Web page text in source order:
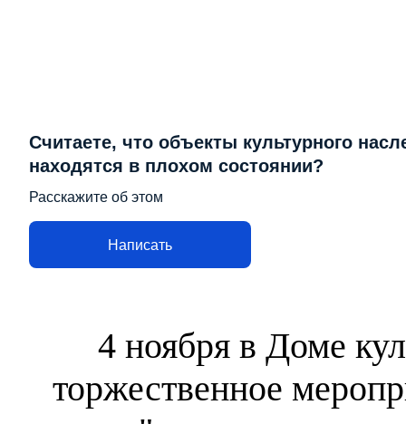
Считаете, что объекты культурного
находятся в плохом состоянии?
Расскажите об этом
Написать
4 ноября в Доме
торжественное